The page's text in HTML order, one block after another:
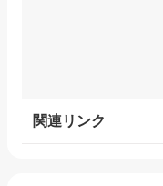
関連リンク